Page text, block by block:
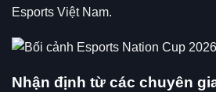
Esports Việt Nam.
Nhận định từ các chuyên